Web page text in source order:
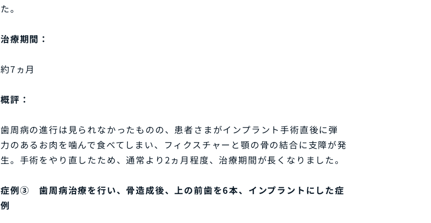
た。
治療期間：
約7ヵ月
概評：
歯周病の進行は見られなかったものの、患者さまがインプラント手術直後に弾
力のあるお肉を噛んで食べてしまい、フィクスチャーと顎の骨の結合に支障が発
生。手術をやり直したため、通常より2ヵ月程度、治療期間が長くなりました。
症例③ 歯周病治療を行い、骨造成後、上の前歯を6本、インプラントにした症
例